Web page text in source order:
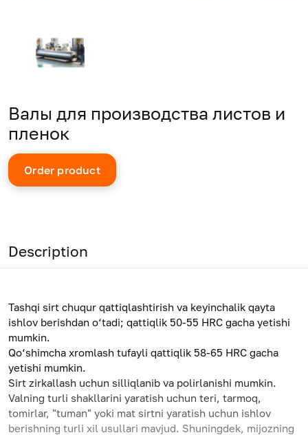
Валы для производства листов и
пленок
Order product
Description
Tashqi sirt chuqur qattiqlashtirish va keyinchalik qayta
ishlov berishdan o‘tadi; qattiqlik 50-55 HRC gacha yetishi
mumkin.
Qo‘shimcha xromlash tufayli qattiqlik 58-65 HRC gacha
yetishi mumkin.
Sirt zirkallash uchun silliqlanib va polirlanishi mumkin.
Valning turli shakllarini yaratish uchun teri, tarmoq,
tomirlar, "tuman" yoki mat sirtni yaratish uchun ishlov
berishning turli xil usullari mavjud. Shuningdek, mijozning